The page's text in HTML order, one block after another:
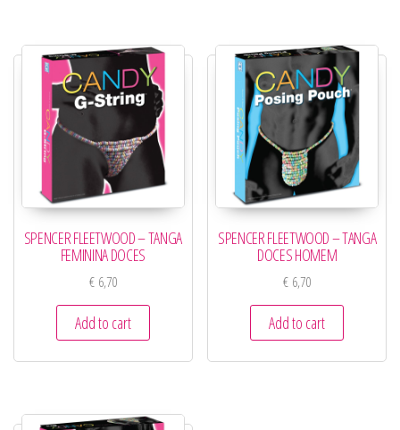
SPENCER FLEETWOOD – TANGA
FEMININA DOCES
€6,70
Add to cart
SPENCER FLEETWOOD – TANGA
DOCES HOMEM
€ 6,70
Add to cart